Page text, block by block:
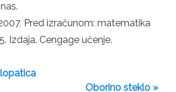
Pred izračunom: matematika
Izdaja. Cengage učenje.
Oborino steklo »